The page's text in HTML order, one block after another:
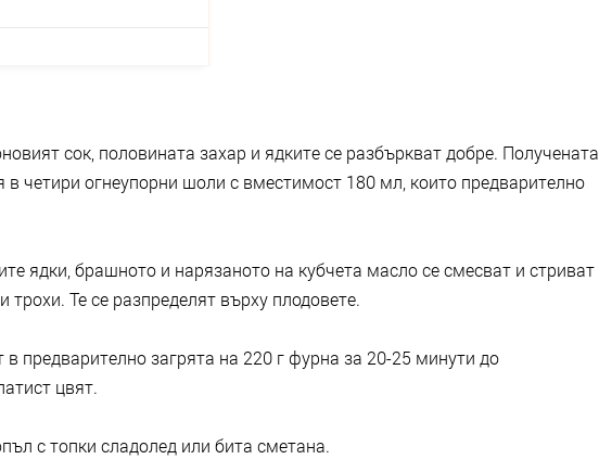
сок, половината захар и ядките се разбъркват добре. Получената
в четири огнеупорни шоли с вместимост 180 мл, които предварително
ядки, брашното и нарязаното на кубчета масло се смесват и стриват
Те се разпределят върху плодовете.
предварително загрята на 220 г фурна за 20-25 минути до
цвят.
с топки сладолед или бита сметана.